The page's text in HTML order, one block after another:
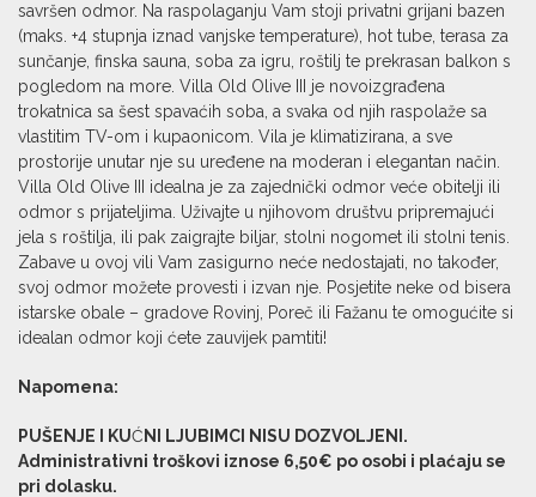
savršen odmor. Na raspolaganju Vam stoji privatni grijani bazen
(maks. +4 stupnja iznad vanjske temperature), hot tube, terasa za
sunčanje, finska sauna, soba za igru, roštilj te prekrasan balkon s
pogledom na more. Villa Old Olive III je novoizgrađena
trokatnica sa šest spavaćih soba, a svaka od njih raspolaže sa
vlastitim TV-om i kupaonicom. Vila je klimatizirana, a sve
prostorije unutar nje su uređene na moderan i elegantan način.
Villa Old Olive III idealna je za zajednički odmor veće obitelji ili
odmor s prijateljima. Uživajte u njihovom društvu pripremajući
jela s roštilja, ili pak zaigrajte biljar, stolni nogomet ili stolni tenis.
Zabave u ovoj vili Vam zasigurno neće nedostajati, no također,
svoj odmor možete provesti i izvan nje. Posjetite neke od bisera
istarske obale – gradove Rovinj, Poreč ili Fažanu te omogućite si
idealan odmor koji ćete zauvijek pamtiti!
Napomena:
PUŠ ENJE I KUĆNI LJUBIMCI NISU DOZVOLJENI.
Administrativni troškovi iznose 6,50€ po osobi i plaćaju se
pri dolasku.